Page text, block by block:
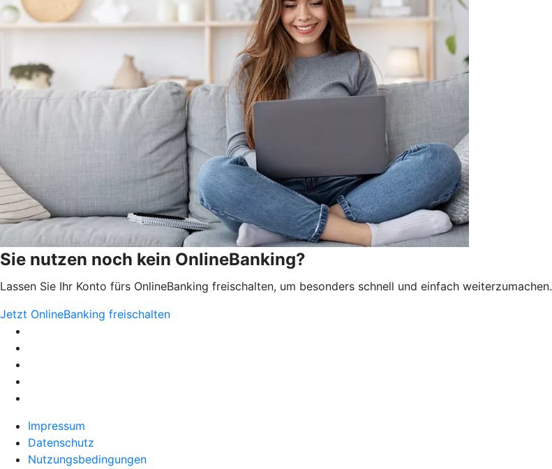
Sie nutzen noch kein OnlineBanking?
Lassen Sie Ihr Konto fürs OnlineBanking freischalten, um besonders schnell und einfach weiterzumachen.
Jetzt OnlineBanking freischalten
Impressum
Datenschutz
Nutzungsbedingungen